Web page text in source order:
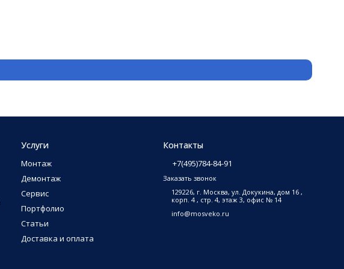
Услуги
Монтаж
Демонтаж
Сервис
Портфолио
Статьи
Доставка и оплата
Контакты
+7(495)784-84-91
Заказать звонок
129226, г. Москва, ул. Докукина, дом 16 ,
корп. 4 , стр. 4, этаж 3, офис № 14
info@mosveko.ru